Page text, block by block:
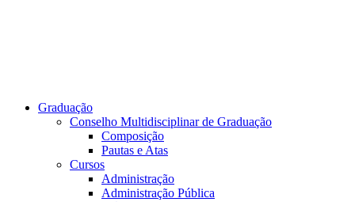
Graduação
Conselho Multidisciplinar de Graduação
Composição
Pautas e Atas
Cursos
Administração
Administração Pública